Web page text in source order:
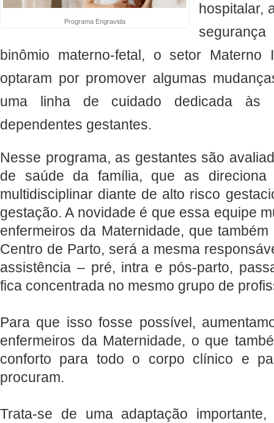
Programa Engravida
hospitalar,
binômio materno-fetal, o setor
optaram por promover algumas
uma linha de cuidado dedicada às
dependentes gestantes.
Nesse programa, as gestantes são
de saúde da família, que as direciona
multidisciplinar diante de alto risco
gestação. A novidade é que essa equipe
enfermeiros da Maternidade, que
Centro de Parto, será a mesma
assistência – pré, intra e pós-parto,
fica concentrada no mesmo grupo de
Para que isso fosse possível,
enfermeiros da Maternidade, o que
conforto para todo o corpo clínico e
procuram.
Trata-se de uma adaptação